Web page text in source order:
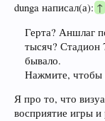
dunga написал(а):↑
Герта? Аншлаг
тысяч? Стадион
бывало.
Нажмите, чтобы
Я про то, что
восприятие игры и